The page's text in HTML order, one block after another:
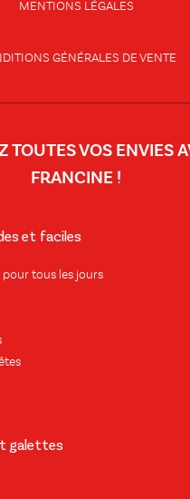
MENTIONS LÉGALES
GÉNÉRALES DE VENTE
TOUTES VOS ENVIES
FRANCINE !
et faciles
pour tous les jours
galettes